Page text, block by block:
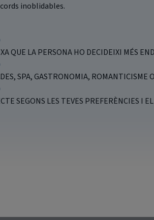
inoblidables.
QUE LA PERSONA HO DECIDEIXI MÉS
SPA, GASTRONOMIA, ROMANTICISME
SEGONS LES TEVES PREFERÈNCIES I